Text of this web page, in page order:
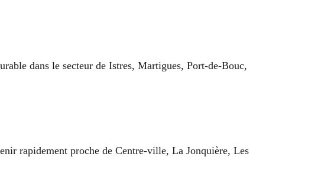
dans le secteur de Istres, Martigues, Port-de-Bouc,
rapidement proche de Centre-ville, La Jonquière, Les